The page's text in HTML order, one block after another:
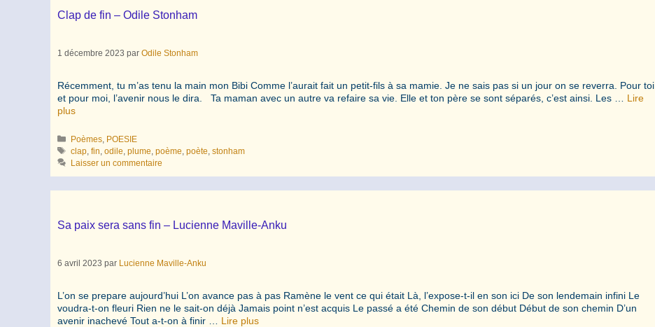
Clap de fin – Odile Stonham
1 décembre 2023 par Odile Stonham
Récemment, tu m’as tenu la main mon Bibi Comme l’aurait fait un petit-fils à sa mamie. Je ne sais pas si un jour on se reverra. Pour toi
et pour moi, l’avenir nous le dira. Ta maman avec un autre va refaire sa vie. Elle et ton père se sont séparés, c’est ainsi. Les … Lire
plus
Catégories
Poèmes, POESIE
Étiquettes
clap,fin,odile,plume,poème,poète,stonham
Laisser un commentaire
Sa paix sera sans fin – Lucienne Maville-Anku
6 avril 2023 par Lucienne Maville-Anku
L’on se prepare aujourd’hui L’on avance pas à pas Ramène le vent ce qui était Là, l’expose-t-il en son ici De son lendemain infini Le
voudra-t-on fleuri Rien ne le sait-on déjà Jamais point n’est acquis Le passé a été Chemin de son début Début de son chemin D’un
avenir inachevé Tout a-t-on à finir … Lire plus